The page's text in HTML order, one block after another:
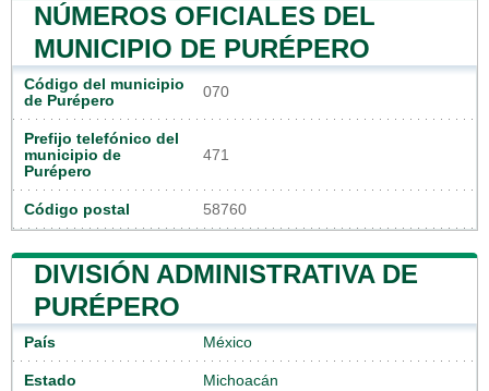
NÚMEROS OFICIALES DEL
MUNICIPIO DE PURÉPERO
Código del municipio
de Purépero
070
Prefijo telefónico del
municipio de
Purépero
471
Código postal 58760
DIVISIÓN ADMINISTRATIVA DE
PURÉPERO
País México
Estado Michoacán